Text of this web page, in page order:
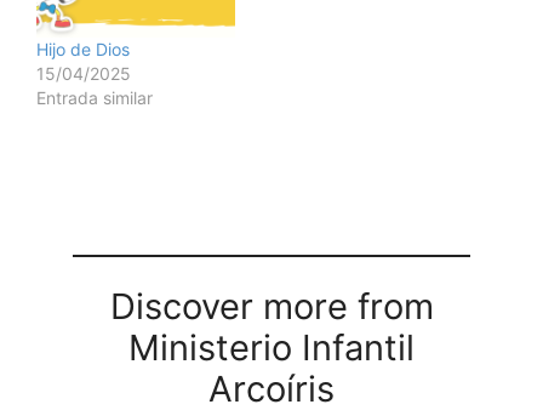
Hijo de Dios
15/04/2025
Entrada similar
Discover more from
Ministerio Infantil
Arcoíris